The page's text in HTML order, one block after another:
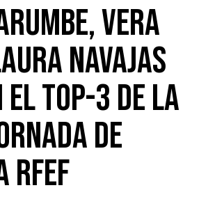
Vera
Navajas
top-3 de la
de